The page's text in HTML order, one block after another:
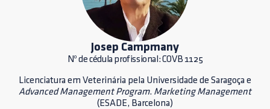
Josep Campmany
Nº de cédula profissional: COVB 1125
Licenciatura em Veterinária pela Universidade de Saragoça e
Advanced Management Program. Marketing Management
(ESADE, Barcelona)